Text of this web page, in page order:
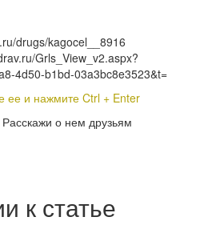
drugs/kagocel__8916
Grls_View_v2.aspx?
4d50-b1bd-03a3bc8e3523&t=
ее и нажмите Ctrl + Enter
о нем друзьям
к статье